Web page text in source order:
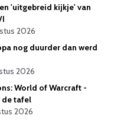
'uitgebreid kijkje' van
2026
nog duurder dan werd
2026
World of Warcraft -
de tafel
2026